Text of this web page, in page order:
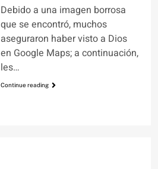
Debido a una imagen borrosa
que se encontró, muchos
aseguraron haber visto a Dios
en Google Maps; a continuación,
les…
Continue reading